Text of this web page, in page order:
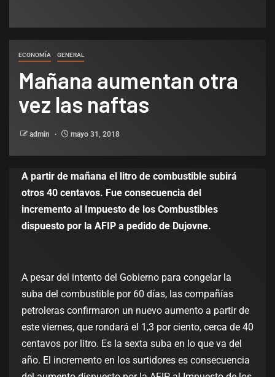
ECONOMÍA GENERAL
Mañana aumentan otra
vez las naftas
admin mayo 31, 2018
A partir de mañana el litro de combustible subirá
otros 40 centavos. Fue consecuencia del
incremento al Impuesto de los Combustibles
dispuesto por la AFIP a pedido de Dujovne.
A pesar del intento del Gobierno para congelar la
suba del combustible por 60 días, las compañías
petroleras confirmaron un nuevo aumento a partir de
este viernes, que rondará el 1,3 por ciento, cerca de 40
centavos por litro. Es la sexta suba en lo que va del
año. El incremento en los surtidores es consecuencia